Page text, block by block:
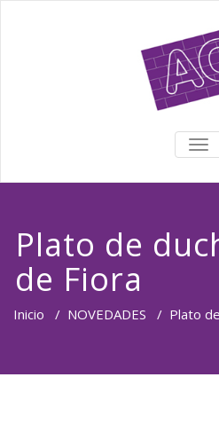
Plato de
de Fiora
Inicio / NOVEDADES / Plato